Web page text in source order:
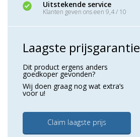
Uitstekende service
Klanten geven ons een 9,4 / 10
Laagste prijsgarantie
Dit product ergens anders
goedkoper gevonden?
Wij doen graag nog wat extra’s
voor u!
Claim laagste prijs